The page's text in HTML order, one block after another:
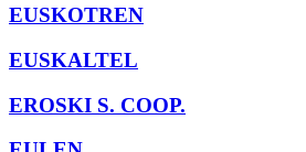
EUSKOTREN
EUSKALTEL
EROSKI S. COOP.